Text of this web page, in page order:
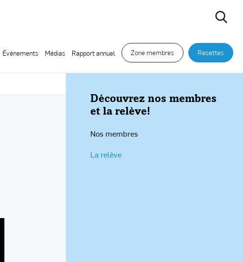
Événements Médias Rapport annuel Zone membres Recettes
Découvrez nos membres
et la relève!
Nos membres
La relève